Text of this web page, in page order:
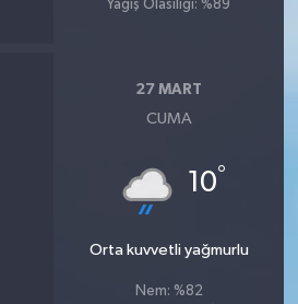
Yağış Olasılığı: %89
27 MART
CUMA
10°
Orta kuvvetli yağmurlu
Nem: %82